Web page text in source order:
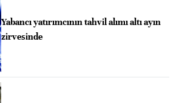
Yabancı yatırımcının tahvil alımı altı ayın
zirvesinde